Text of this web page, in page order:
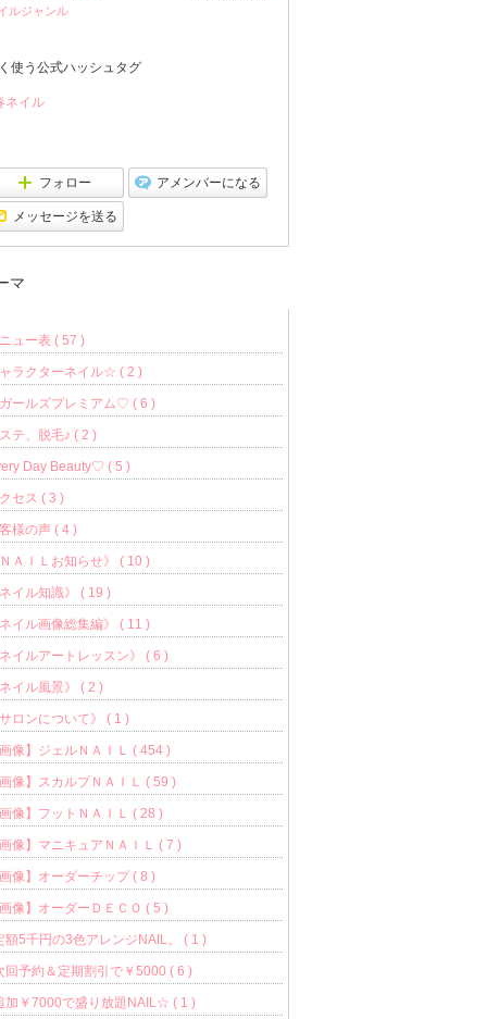
ルジャンル
使う公式ハッシュタグ
ネイル
フォロー アメンバーになる
メッセージを送る
マ
ュー表 ( 57 )
ラクターネイル☆ ( 2 )
ールズプレミアム♡ ( 6 )
テ、脱毛♪ ( 2 )
Day Beauty♡ ( 5 )
セス ( 3 )
様の声 ( 4 )
ＡＩＬお知らせ》 ( 10 )
イル知識》 ( 19 )
イル画像総集編》 ( 11 )
イルアートレッスン》 ( 6 )
イル風景》 ( 2 )
ロンについて》 ( 1 )
像】ジェルＮＡＩＬ ( 454 )
像】スカルプＮＡＩＬ ( 59 )
像】フットＮＡＩＬ ( 28 )
像】マニキュアＮＡＩＬ ( 7 )
像】オーダーチップ ( 8 )
像】オーダーＤＥＣＯ ( 5 )
額5千円の3色アレンジNAIL。 ( 1 )
回予約＆定期割引で￥5000 ( 6 )
加￥7000で盛り放題NAIL☆ ( 1 )